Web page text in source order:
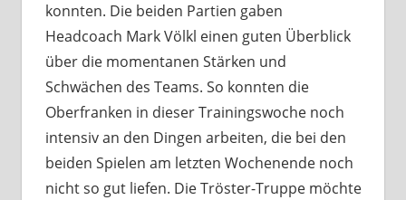
konnten. Die beiden Partien gaben
Headcoach Mark Völkl einen guten Überblick
über die momentanen Stärken und
Schwächen des Teams. So konnten die
Oberfranken in dieser Trainingswoche noch
intensiv an den Dingen arbeiten, die bei den
beiden Spielen am letzten Wochenende noch
nicht so gut liefen. Die Tröster-Truppe möchte